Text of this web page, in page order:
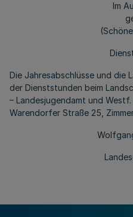
Im
Die Jahresabschlüsse und die
der Dienststunden beim
– Landesjugendamt und Westf.
Warendorfer Straße 25,